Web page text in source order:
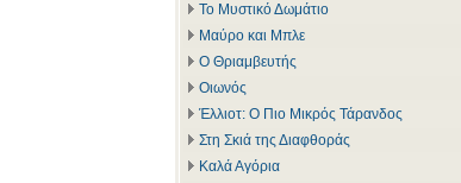
Το Μυστικό Δωμάτιο
Μαύρο και Μπλε
Ο Θριαμβευτής
Οιωνός
Έλλιοτ: Ο Πιο Μικρός Τάρανδος
Στη Σκιά της Διαφθοράς
Καλά Αγόρια